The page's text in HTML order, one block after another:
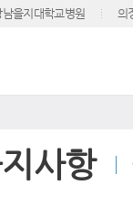
남을지대학교병원 의
사항